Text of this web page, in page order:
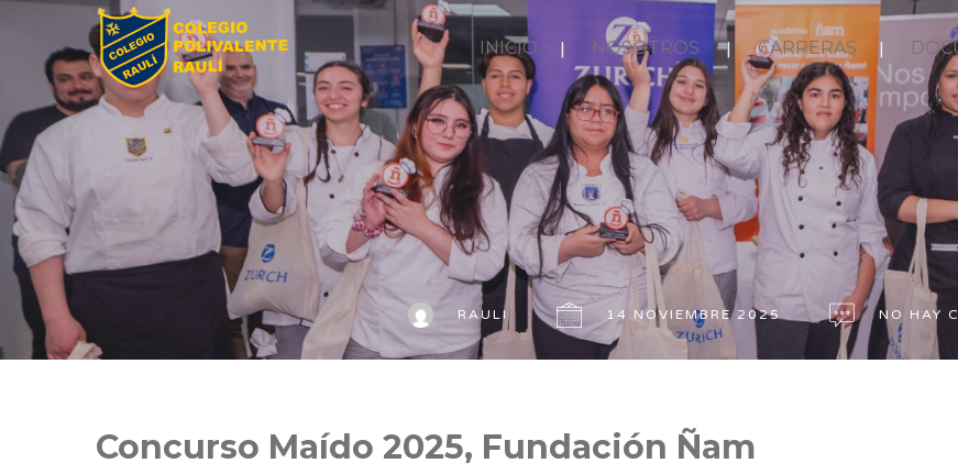
INICIO NOSOTROS CARRERAS
RAULI 14 NOVIEMBRE 2025 NO HAY
Concurso Maído 2025, Fundación Ñam